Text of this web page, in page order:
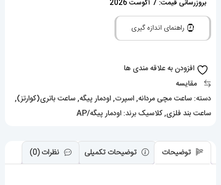
پیگه
مردانه
AUDEMARS
01633
بروزرسانی قیمت: 7 آگوست 2026
راهنمای اندازه گیری
افزودن به علاقه مندی ها
مقایسه
دسته: ساعت مچی مردانه,اسپرت,اودمار پیگه,ساعت باتری(کوارتز),
ساعت بند فلزی,کلاسیک برند: اودمار پیگه/AP
توضیحات توضیحات تکمیلی نظرات (0)